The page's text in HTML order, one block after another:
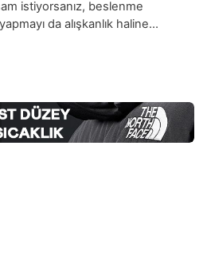
istiyorsanız, beslenme
da alışkanlık haline
30 dakikanızı ayırarak
ve kiloların gitmesi, mevcut
sağlığınızın daima
günlük 30 dakikanızı alacak